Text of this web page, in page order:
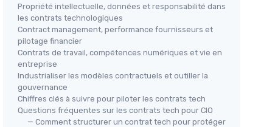
Propriété intellectuelle, données et responsabilité dans
les contrats technologiques
Contract management, performance fournisseurs et
pilotage financier
Contrats de travail, compétences numériques et vie en
entreprise
Industrialiser les modèles contractuels et outiller la
gouvernance
Chiffres clés à suivre pour piloter les contrats tech
Questions fréquentes sur les contrats tech pour CIO
— Comment structurer un contrat tech pour protéger